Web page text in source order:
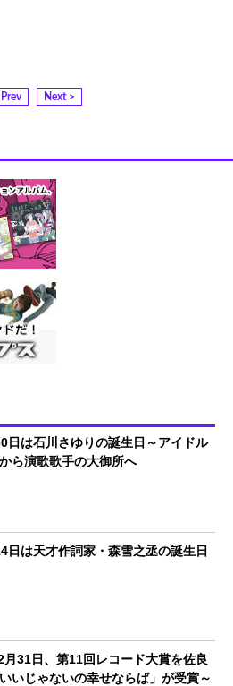
Next >
日は石川さゆりの誕生日～アイドル
ら演歌歌手の大御所へ
日は天才作詞家・森雪之丞の誕生日
月31日、第11回レコード大賞を佐良
いじゃないの幸せならば」が受賞～